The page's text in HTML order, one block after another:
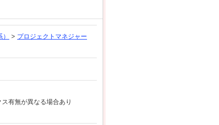
> プロジェクトマネジャー
有無が異なる場合あり